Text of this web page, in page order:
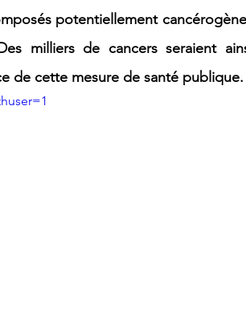
potentiellement
milliers de cancers seraient
de cette mesure de santé publique.